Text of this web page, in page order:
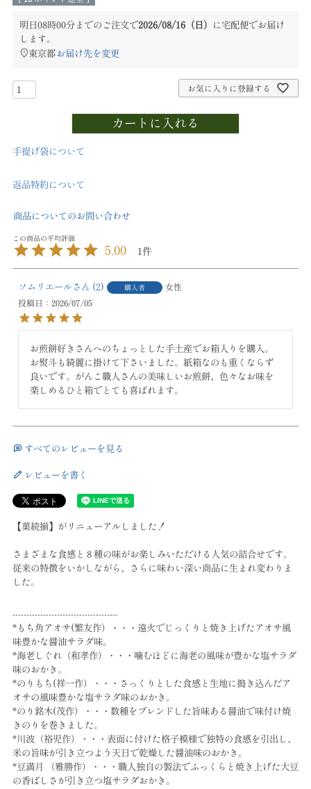
明日08時00分までのご注文で2026/08/16（日） に 宅配便でお届け
します。
東京都お届け先を変更
お気に入りに登録する
カートに入れる
手提げ袋について
返品特約について
商品についてのお問い合わせ
5.00 1
ソムリエール 2 購入者
女性
投稿日
2026/07/05
お煎餅好きさんへのちょっとした手土産でお箱入りを購入。
お熨斗も綺麗に掛けて下さいました。紙箱なのも重くならず
良いです。がんこ職人さんの美味しいお煎餅、色々なお味を
すべてのレビューを見る
レビューを書く
【菓続揃】がリニューアルしました！
さまざまな食感と８種の味がお楽しみいただける人気の詰合せです。
従来の特徴をいかしながら、さらに味わい深い商品に生まれ変わりま
した。
--------------------------------------
*もち角アオサ(繁友作）・・・遠火でじっくりと焼き上げたアオサ風
味豊かな醤油サラダ味。
*海老しぐれ（和孝作）・・・噛むほどに海老の風味が豊かな塩サラダ
味のおかき。
*のりもち(祥一作）・・・さっくりとした食感と生地に搗き込んだア
オサの風味豊かな塩サラダ味のおかき。
*のり銘木(茂作）・・・数種をブレンドした旨味ある醤油で味付け焼
きのりを巻きました。
*川波（裕児作）・・・表面に付けた格子模様で独特の食感を引出し、
米の旨味が引き立つよう天日で乾燥した醤油味のおかき。
*豆満月 （雅勝作）・・・職人独自の製法でふっくらと焼き上げた大豆
の香ばしさが引き立つ塩サラダおかき。